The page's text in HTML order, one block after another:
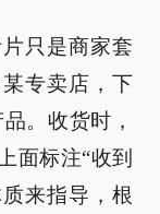
只是商家套
专卖店，下
。收货时，
面标注“收到
来指导，根